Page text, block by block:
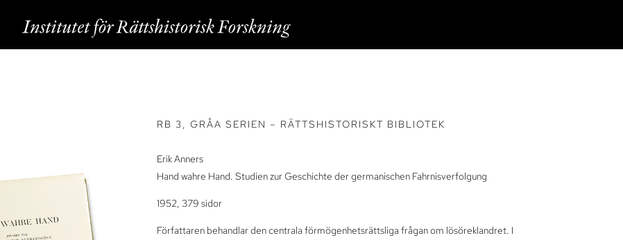
RB 3, GRÅA SERIEN – RÄTTSHISTORISKT BIBLIOTEK
Erik Anners
Hand wahre Hand. Studien zur Geschichte der germanischen Fahrnisverfolgung
1952, 379 sidor
Författaren behandlar den centrala förmögenhetsrättsliga frågan om lösöreklandret. I